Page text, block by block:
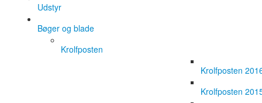
Udstyr
Bøger og blade
Krolfposten
Krolfposten
Krolfposten